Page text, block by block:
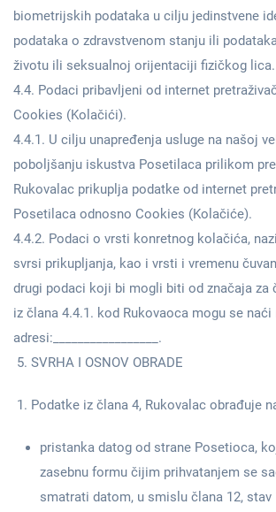
biometrijskih podataka u cilju jedinstvene
podataka o zdravstvenom stanju ili
životu ili seksualnoj orijentaciji fizičkog lica.
4.4. Podaci pribavljeni od internet
Cookies (Kolačići).
4.4.1. U cilju unapređenja usluge na našoj
poboljšanju iskustva Posetilaca prilikom
Rukovalac prikuplja podatke od internet
Posetilaca odnosno Cookies (Kolačiće).
4.4.2. Podaci o vrsti konretnog kolačića,
svrsi prikupljanja, kao i vrsti i vremenu
drugi podaci koji bi mogli biti od značaja za
iz člana 4.4.1. kod Rukovaoca mogu se naći
adresi:_________________.
SVRHA I OSNOV OBRADE
Podatke iz člana 4, Rukovalac obrađuje
pristanka datog od strane Posetioca,
zasebnu formu čijim prihvatanjem se
smatrati datom, u smislu člana 12, stav